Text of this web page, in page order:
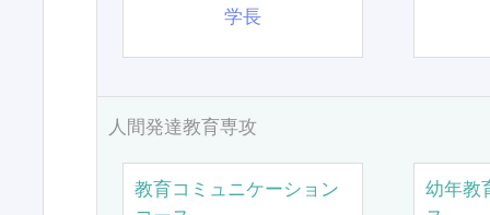
学長
人間発達教育専攻
教育コミュニケーション
幼年教